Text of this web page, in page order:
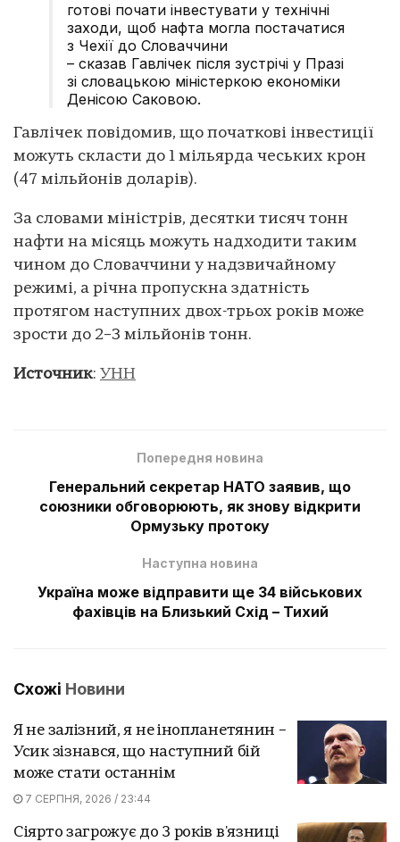
готові почати інвестувати у технічні
заходи, щоб нафта могла постачатися
з Чехії до Словаччини
– сказав Гавлічек після зустрічі у Празі
зі словацькою міністеркою економіки
Денісою Саковою.
Гавлічек повідомив, що початкові інвестиції
можуть скласти до 1 мільярда чеських крон
(47 мільйонів доларів).
За словами міністрів, десятки тисяч тонн
нафти на місяць можуть надходити таким
чином до Словаччини у надзвичайному
режимі, а річна пропускна здатність
протягом наступних двох-трьох років може
зрости до 2–3 мільйонів тонн.
Источник: УНН
Попередня новина
Генеральний секретар НАТО заявив, що
союзники обговорюють, як знову відкрити
Ормузьку протоку
Наступна новина
Україна може відправити ще 34 військових
фахівців на Близький Схід – Тихий
Схожі Новини
Я не залізний, я не інопланетянин –
Усик зізнався, що наступний бій
може стати останнім
7 СЕРПНЯ, 2026 / 23:44
Сіярто загрожує до 3 років в'язниці